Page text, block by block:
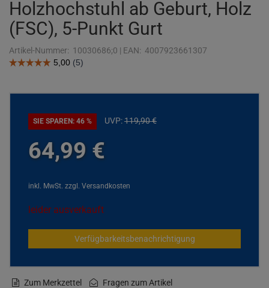
Holzhochstuhl ab Geburt, Holz
(FSC), 5-Punkt Gurt
Artikel-Nummer: 10030686;0 | EAN: 4007923661307
SIE SPAREN: 46 % UVP:119,90€
64,99 €
inkl. MwSt. zzgl. Versandkosten
leider ausverkauft
Verfügbarkeitsbenachrichtigung
Zum Merkzettel Fragen zum Artikel